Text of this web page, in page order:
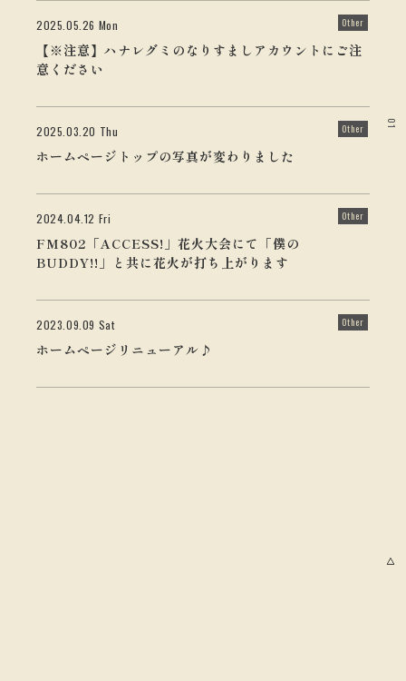
01
2025.05.26 Mon Other
【※注意】ハナレグミのなりすましアカウントにご注
意ください
2025.03.20 Thu Other
ホームページトップの写真が変わりました
2024.04.12 Fri Other
FM802「ACCESS!」花火大会にて「僕の
BUDDY!!」と共に花火が打ち上がります
2023.09.09 Sat Other
ホームページリニューアル♪